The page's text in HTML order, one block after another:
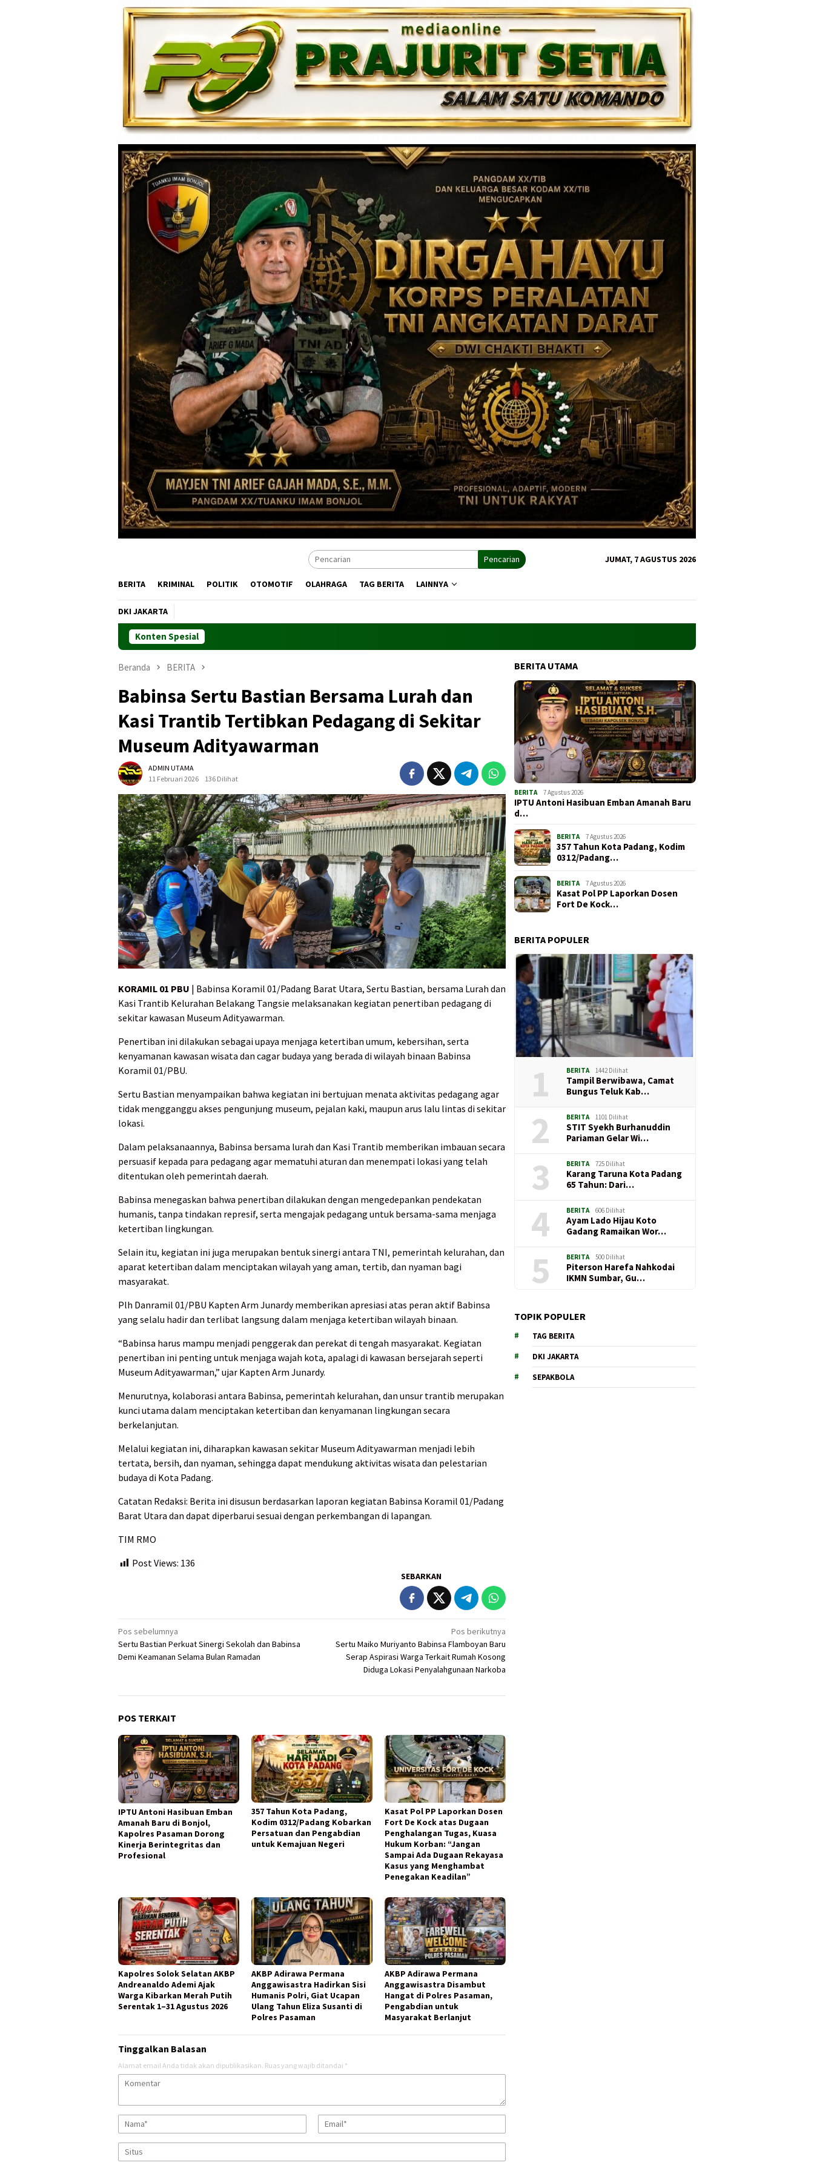
Pencarian JUMAT, 7 AGUSTUS 2026
BERITA KRIMINAL POLITIK OTOMOTIF OLAHRAGA TAG BERITA LAINNYA
DKI JAKARTA
Konten Spesial
Beranda BERITA
Babinsa Sertu Bastian Bersama Lurah dan
Kasi Trantib Tertibkan Pedagang di Sekitar
Museum Adityawarman
ADMIN UTAMA
11 Februari 2026
136 Dilihat
KORAMIL 01 PBU | Babinsa Koramil 01/Padang Barat Utara, Sertu Bastian, bersama Lurah dan
Kasi Trantib Kelurahan Belakang Tangsie melaksanakan kegiatan penertiban pedagang di
sekitar kawasan Museum Adityawarman.
Penertiban ini dilakukan sebagai upaya menjaga ketertiban umum, kebersihan, serta
kenyamanan kawasan wisata dan cagar budaya yang berada di wilayah binaan Babinsa
Koramil 01/PBU.
Sertu Bastian menyampaikan bahwa kegiatan ini bertujuan menata aktivitas pedagang agar
tidak mengganggu akses pengunjung museum, pejalan kaki, maupun arus lalu lintas di sekitar
lokasi.
Dalam pelaksanaannya, Babinsa bersama lurah dan Kasi Trantib memberikan imbauan secara
persuasif kepada para pedagang agar mematuhi aturan dan menempati lokasi yang telah
ditentukan oleh pemerintah daerah.
Babinsa menegaskan bahwa penertiban dilakukan dengan mengedepankan pendekatan
humanis, tanpa tindakan represif, serta mengajak pedagang untuk bersama-sama menjaga
ketertiban lingkungan.
Selain itu, kegiatan ini juga merupakan bentuk sinergi antara TNI, pemerintah kelurahan, dan
aparat ketertiban dalam menciptakan wilayah yang aman, tertib, dan nyaman bagi
masyarakat.
Plh Danramil 01/PBU Kapten Arm Junardy memberikan apresiasi atas peran aktif Babinsa
yang selalu hadir dan terlibat langsung dalam menjaga ketertiban wilayah binaan.
“Babinsa harus mampu menjadi penggerak dan perekat di tengah masyarakat. Kegiatan
penertiban ini penting untuk menjaga wajah kota, apalagi di kawasan bersejarah seperti
Museum Adityawarman,” ujar Kapten Arm Junardy.
Menurutnya, kolaborasi antara Babinsa, pemerintah kelurahan, dan unsur trantib merupakan
kunci utama dalam menciptakan ketertiban dan kenyamanan lingkungan secara
berkelanjutan.
Melalui kegiatan ini, diharapkan kawasan sekitar Museum Adityawarman menjadi lebih
tertata, bersih, dan nyaman, sehingga dapat mendukung aktivitas wisata dan pelestarian
budaya di Kota Padang.
Catatan Redaksi: Berita ini disusun berdasarkan laporan kegiatan Babinsa Koramil 01/Padang
Barat Utara dan dapat diperbarui sesuai dengan perkembangan di lapangan.
TIM RMO
Post Views: 136
SEBARKAN
Navigasi
pos
Pos sebelumnya
Sertu Bastian Perkuat Sinergi Sekolah dan Babinsa
Demi Keamanan Selama Bulan Ramadan
Pos berikutnya
Sertu Maiko Muriyanto Babinsa Flamboyan Baru
Serap Aspirasi Warga Terkait Rumah Kosong
Diduga Lokasi Penyalahgunaan Narkoba
POS TERKAIT
IPTU Antoni Hasibuan Emban
Amanah Baru di Bonjol,
Kapolres Pasaman Dorong
Kinerja Berintegritas dan
Profesional
357 Tahun Kota Padang,
Kodim 0312/Padang Kobarkan
Persatuan dan Pengabdian
untuk Kemajuan Negeri
Kasat Pol PP Laporkan Dosen
Fort De Kock atas Dugaan
Penghalangan Tugas, Kuasa
Hukum Korban: “Jangan
Sampai Ada Dugaan Rekayasa
Kasus yang Menghambat
Penegakan Keadilan”
Kapolres Solok Selatan AKBP
Andreanaldo Ademi Ajak
Warga Kibarkan Merah Putih
Serentak 1–31 Agustus 2026
AKBP Adirawa Permana
Anggawisastra Hadirkan Sisi
Humanis Polri, Giat Ucapan
Ulang Tahun Eliza Susanti di
Polres Pasaman
AKBP Adirawa Permana
Anggawisastra Disambut
Hangat di Polres Pasaman,
Pengabdian untuk
Masyarakat Berlanjut
Tinggalkan Balasan
Alamat email Anda tidak akan dipublikasikan. Ruas yang wajib ditandai *
BERITA UTAMA
BERITA 7 Agustus 2026
IPTU Antoni Hasibuan Emban Amanah Baru
d…
BERITA 7 Agustus 2026
357 Tahun Kota Padang, Kodim
0312/Padang…
BERITA 7 Agustus 2026
Kasat Pol PP Laporkan Dosen
Fort De Kock…
BERITA POPULER
1 BERITA 1442 Dilihat
Tampil Berwibawa, Camat
Bungus Teluk Kab…
2 BERITA 1101 Dilihat
STIT Syekh Burhanuddin
Pariaman Gelar Wi…
3 BERITA 725 Dilihat
Karang Taruna Kota Padang
65 Tahun: Dari…
4 BERITA 606 Dilihat
Ayam Lado Hijau Koto
Gadang Ramaikan Wor…
5 BERITA 500 Dilihat
Piterson Harefa Nahkodai
IKMN Sumbar, Gu…
TOPIK POPULER
TAG BERITA
DKI JAKARTA
SEPAKBOLA